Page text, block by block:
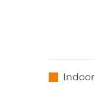
Indoor